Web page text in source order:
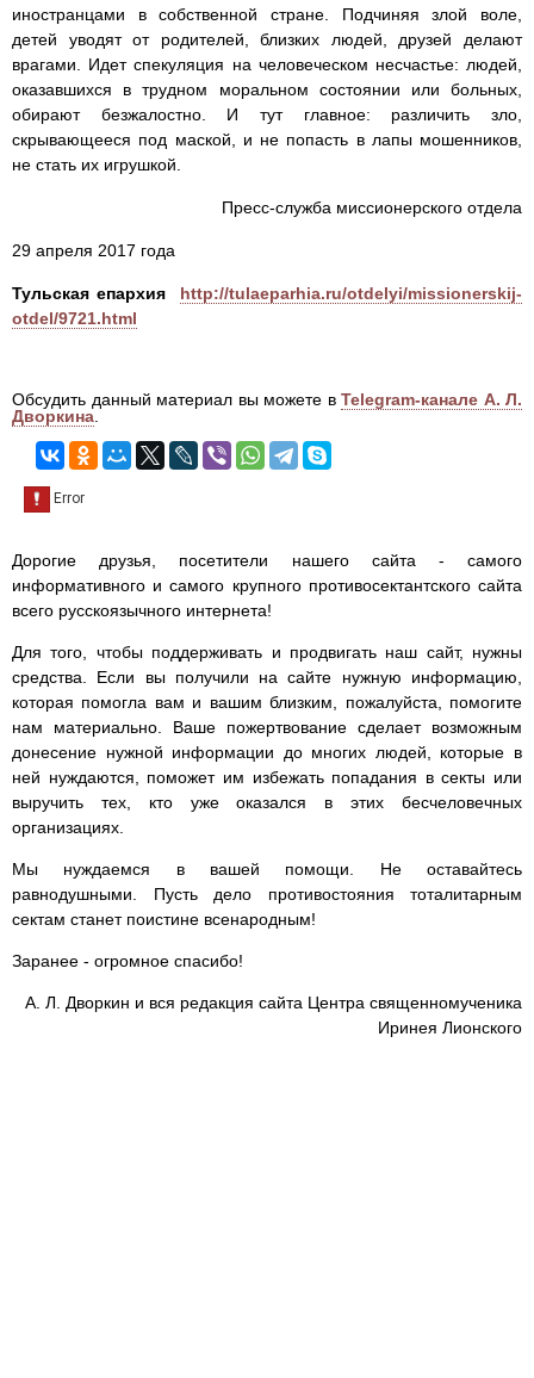
иностранцами в собственной стране. Подчиняя злой воле,
детей уводят от родителей, близких людей, друзей делают
врагами. Идет спекуляция на человеческом несчастье: людей,
оказавшихся в трудном моральном состоянии или больных,
обирают безжалостно. И тут главное: различить зло,
скрывающееся под маской, и не попасть в лапы мошенников,
не стать их игрушкой.
Пресс-служба миссионерского отдела
29 апреля 2017 года
Тульская епархия
http://tulaeparhia.ru/otdelyi/missionerskij-
otdel/9721.html
Обсудить данный материал вы можете в Telegram-канале А. Л.
Дворкина
Дорогие друзья, посетители нашего сайта - самого
информативного и самого крупного противосектантского сайта
всего русскоязычного интернета!
Для того, чтобы поддерживать и продвигать наш сайт, нужны
средства. Если вы получили на сайте нужную информацию,
которая помогла вам и вашим близким, пожалуйста, помогите
нам материально. Ваше пожертвование сделает возможным
донесение нужной информации до многих людей, которые в
ней нуждаются, поможет им избежать попадания в секты или
выручить тех, кто уже оказался в этих бесчеловечных
организациях.
Мы нуждаемся в вашей помощи. Не оставайтесь
равнодушными. Пусть дело противостояния тоталитарным
сектам станет поистине всенародным!
Заранее - огромное спасибо!
А. Л. Дворкин и вся редакция сайта Центра священномученика
Иринея Лионского